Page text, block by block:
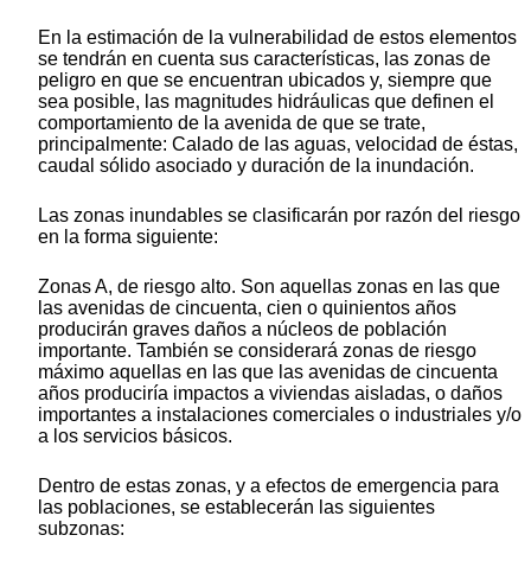
En la estimación de la vulnerabilidad de estos elementos
se tendrán en cuenta sus características, las zonas de
peligro en que se encuentran ubicados y, siempre que
sea posible, las magnitudes hidráulicas que definen el
comportamiento de la avenida de que se trate,
principalmente: Calado de las aguas, velocidad de éstas,
caudal sólido asociado y duración de la inundación.
Las zonas inundables se clasificarán por razón del riesgo
en la forma siguiente:
Zonas A, de riesgo alto. Son aquellas zonas en las que
las avenidas de cincuenta, cien o quinientos años
producirán graves daños a núcleos de población
importante. También se considerará zonas de riesgo
máximo aquellas en las que las avenidas de cincuenta
años produciría impactos a viviendas aisladas, o daños
importantes a instalaciones comerciales o industriales y/o
a los servicios básicos.
Dentro de estas zonas, y a efectos de emergencia para
las poblaciones, se establecerán las siguientes
subzonas: